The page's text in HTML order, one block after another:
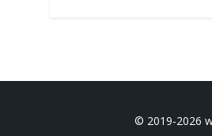
© 2019-2026